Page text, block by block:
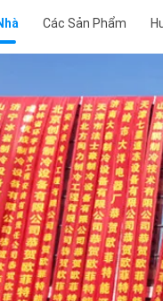
Các Sản Phẩm